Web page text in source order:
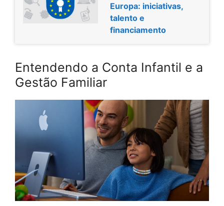
Europa: iniciativas,
talento e
financiamento
Entendendo a Conta Infantil e a
Gestão Familiar